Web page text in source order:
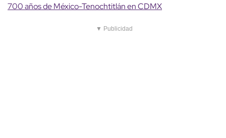
700 años de México-Tenochtitlán en CDMX
▼ Publicidad